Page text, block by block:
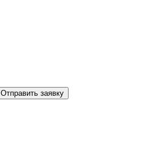
Отправить заявку